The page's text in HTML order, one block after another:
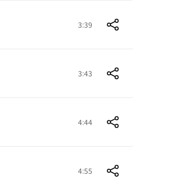
3:39
3:43
4:44
4:55